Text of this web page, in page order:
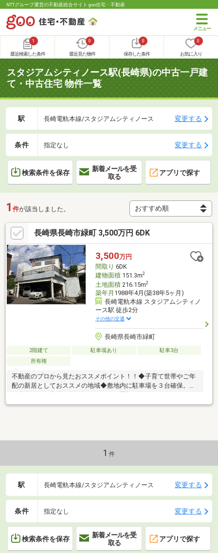
NTTグループ運営の不動産総合サイト goo住宅・不動産
1
最近検索した条件
0
最近見た物件
0
保存した条件
0
お気に入り
スタジアムシティノース駅(長崎県)の中古一戸建
て・中古住宅 物件一覧
駅 長崎電軌本線/スタジアムシティノース 変更する
条件 指定なし 変更する
検索条件を保存
新着メールを受
取る
アプリで探す
1 件が該当しました。
長崎県長崎市緑町 3,500万円 6DK
3,500万円
間取り 6DK
建物面積151.3m2
土地面積216.15m2
築年月 1988年4月(築38年5ヶ月)
長崎電軌本線 スタジアムシティノ
ース駅 徒歩2分
その他の交通
長崎県長崎市緑町
2階建て 駐車場あり
駐車3台
所有権
不動産のプロから見たおススメポイント！！◆子育て世帯やご年
配の新居としておススメの地域◆敷地内に駐車場を３台確保。◆
も駐車可能です。リフォーム内容◆トイレの入替（1箇所）周辺
7分・長崎天神郵便局 徒歩6分・十八親和銀行浦上駅前支店 徒
1 件
駅 長崎電軌本線/スタジアムシティノース 変更する
条件 指定なし 変更する
検索条件を保存
新着メールを受
取る
アプリで探す